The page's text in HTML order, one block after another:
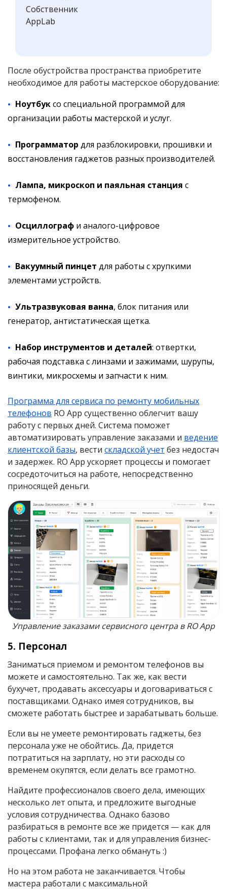
Собственник
AppLab
После обустройства пространства приобретите
необходимое для работы мастерское оборудование:
Ноутбуксо специальной программой для
организации работы мастерской и услуг.
Программатор для разблокировки, прошивки и
восстановления гаджетов разных производителей.
Лампа, микроскоп и паяльная станция с
термофеном.
Осциллограф и аналого-цифровое
измерительное устройство.
Вакуумный пинцет для работы с хрупкими
элементами устройств.
Ультразвуковая ванна, блок питания или
генератор, антистатическая щетка.
Набор инструментов и деталей: отвертки,
рабочая подставка с линзами и зажимами, шурупы,
винтики, микросхемы и запчасти к ним.
Программа для сервиса по ремонту мобильных
телефонов RO App существенно облегчит вашу
работу с первых дней. Система поможет
автоматизировать управление заказами и ведение
клиентской базы, вести складской учет без недостач
и задержек. RO App ускоряет процессы и помогает
сосредоточиться на работе, непосредственно
приносящей деньги.
Управление заказами сервисного центра в RO App
5. Персонал
Заниматься приемом и ремонтом телефонов вы
можете и самостоятельно. Так же, как вести
бухучет, продавать аксессуары и договариваться с
поставщиками. Однако имея сотрудников, вы
сможете работать быстрее и зарабатывать больше.
Если вы не умеете ремонтировать гаджеты, без
персонала уже не обойтись. Да, придется
потратиться на зарплату, но эти расходы со
временем окупятся, если делать все грамотно.
Найдите профессионалов своего дела, имеющих
несколько лет опыта, и предложите выгодные
условия сотрудничества. Однако базово
разбираться в ремонте все же придется — как для
работы с клиентами, так и для управления бизнес-
процессами. Профана легко обмануть :)
Но на этом работа не заканчивается. Чтобы
мастера работали с максимальной